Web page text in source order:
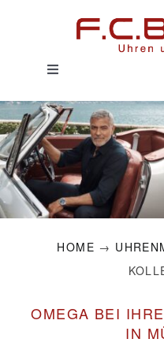
Toggle
HOME →
OMEGA BEI
IN